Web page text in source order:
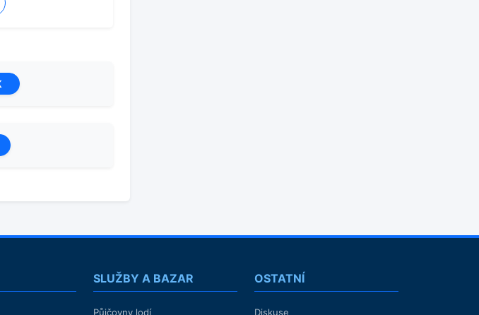
SLUŽBY A BAZAR
Půjčovny lodí
OSTATNÍ
Diskuse